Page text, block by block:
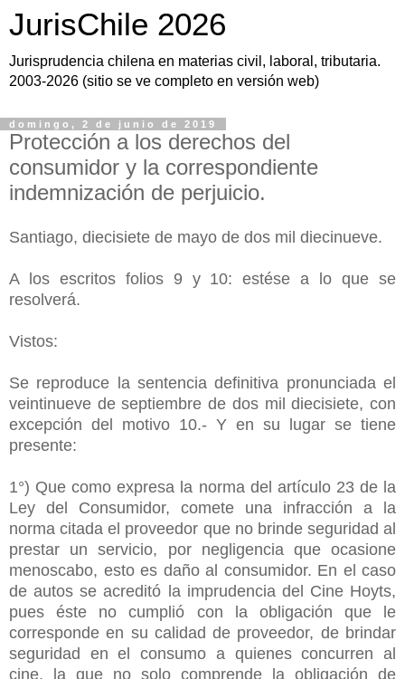
JurisChile 2026
Jurisprudencia chilena en materias civil, laboral, tributaria.
2003-2026 (sitio se ve completo en versión web)
domingo, 2 de junio de 2019
Protección a los derechos del
consumidor y la correspondiente
indemnización de perjuicio.
Santiago, diecisiete de mayo de dos mil diecinueve.
A los escritos folios 9 y 10: estése a lo que se
resolverá.
Vistos:
Se reproduce la sentencia definitiva pronunciada el
veintinueve de septiembre de dos mil diecisiete, con
excepción del motivo 10.- Y en su lugar se tiene
presente:
1°) Que como expresa la norma del artículo 23 de la
Ley del Consumidor, comete una infracción a la
norma citada el proveedor que no brinde seguridad al
prestar un servicio, por negligencia que ocasione
menoscabo, esto es daño al consumidor. En el caso
de autos se acreditó la imprudencia del Cine Hoyts,
pues éste no cumplió con la obligación que le
corresponde en su calidad de proveedor, de brindar
seguridad en el consumo a quienes concurren al
cine, la que no solo comprende la obligación de